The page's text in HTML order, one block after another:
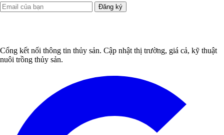
Đăng ký
Cổng kết nối thông tin thủy sản. Cập nhật thị trường, giá cả, kỹ thuật
nuôi trồng thủy sản.